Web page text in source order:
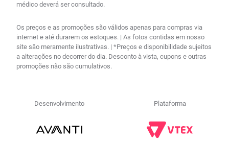
médico deverá ser consultado.
Os preços e as promoções são válidos apenas para compras via
internet e até durarem os estoques. | As fotos contidas em nosso
site são meramente ilustrativas. | *Preços e disponibilidade sujeitos
a alterações no decorrer do dia. Desconto à vista, cupons e outras
promoções não são cumulativos.
Desenvolvimento Plataforma